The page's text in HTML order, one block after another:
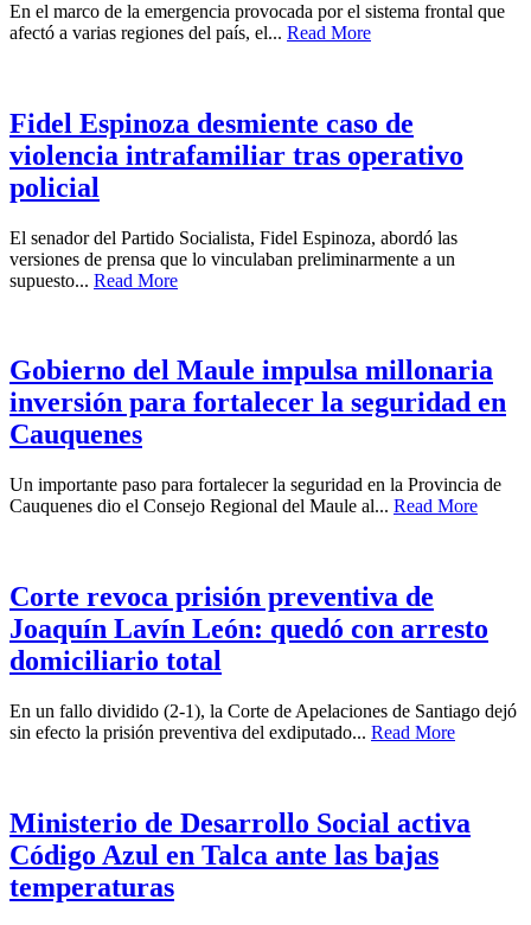
En el marco de la emergencia provocada por el sistema frontal que
afectó a varias regiones del país, el... Read More
Fidel Espinoza desmiente caso de
violencia intrafamiliar tras operativo
policial
El senador del Partido Socialista, Fidel Espinoza, abordó las
versiones de prensa que lo vinculaban preliminarmente a un
supuesto... Read More
Gobierno del Maule impulsa millonaria
inversión para fortalecer la seguridad en
Cauquenes
Un importante paso para fortalecer la seguridad en la Provincia de
Cauquenes dio el Consejo Regional del Maule al... Read More
Corte revoca prisión preventiva de
Joaquín Lavín León: quedó con arresto
domiciliario total
En un fallo dividido (2-1), la Corte de Apelaciones de Santiago dejó
sin efecto la prisión preventiva del exdiputado... Read More
Ministerio de Desarrollo Social activa
Código Azul en Talca ante las bajas
temperaturas